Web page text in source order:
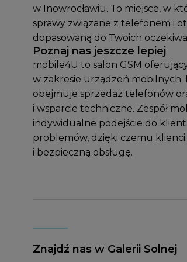
w Inowrocławiu. To miejsce, w
sprawy związane z telefonem i
dopasowaną do Twoich
Poznaj nas jeszcze lepiej
mobile4U to salon GSM
w zakresie urządzeń mobilnych.
obejmuje sprzedaż telefonów
i wsparcie techniczne. Zespół
indywidualne podejście do
problemów, dzięki czemu
i bezpieczną obsługę.
Znajdź nas w Galerii Solnej